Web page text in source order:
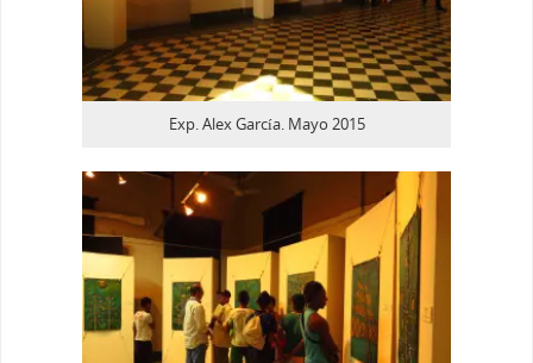
Exp. Alex García. Mayo 2015